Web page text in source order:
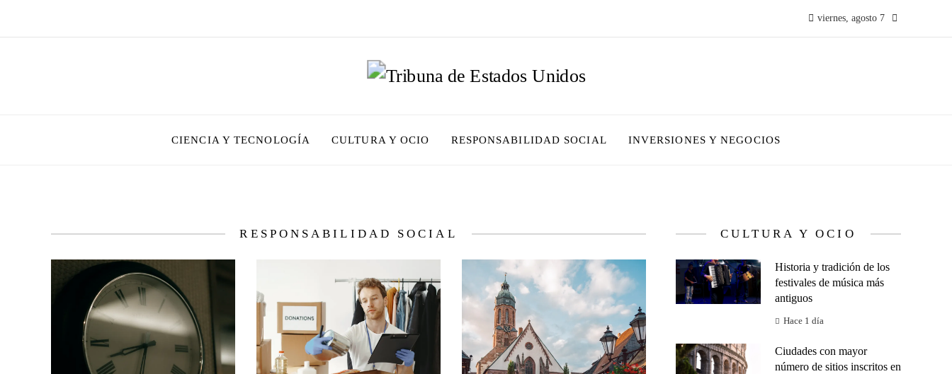
viernes, agosto 7
CIENCIA Y TECNOLOGÍA CULTURA Y OCIO RESPONSABILIDAD SOCIAL INVERSIONES Y NEGOCIOS
RESPONSABILIDAD SOCIAL CULTURA Y OCIO
Historia y tradición de los
festivales de música más
antiguos
Hace 1 día
Ciudades con mayor
número de sitios inscritos en